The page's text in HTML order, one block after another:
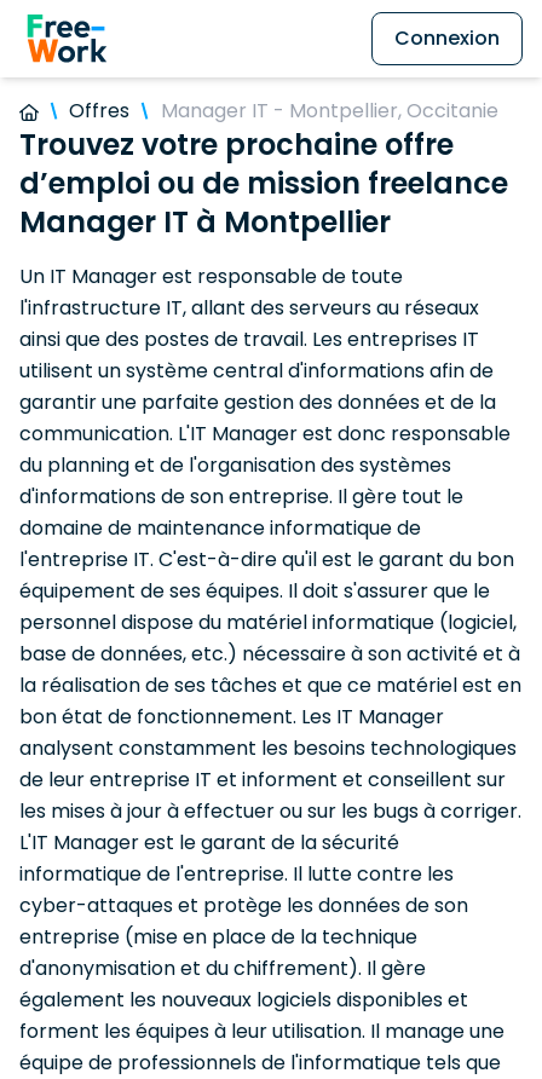
Connexion
Offres Manager IT - Montpellier, Occitanie
Trouvez votre prochaine offre
d’emploi ou de mission freelance
Manager IT à Montpellier
Un IT Manager est responsable de toute
l'infrastructure IT, allant des serveurs au réseaux
ainsi que des postes de travail. Les entreprises IT
utilisent un système central d'informations afin de
garantir une parfaite gestion des données et de la
communication. L'IT Manager est donc responsable
du planning et de l'organisation des systèmes
d'informations de son entreprise. Il gère tout le
domaine de maintenance informatique de
l'entreprise IT. C'est-à-dire qu'il est le garant du bon
équipement de ses équipes. Il doit s'assurer que le
personnel dispose du matériel informatique (logiciel,
base de données, etc.) nécessaire à son activité et à
la réalisation de ses tâches et que ce matériel est en
bon état de fonctionnement. Les IT Manager
analysent constamment les besoins technologiques
de leur entreprise IT et informent et conseillent sur
les mises à jour à effectuer ou sur les bugs à corriger.
L'IT Manager est le garant de la sécurité
informatique de l'entreprise. Il lutte contre les
cyber-attaques et protège les données de son
entreprise (mise en place de la technique
d'anonymisation et du chiffrement). Il gère
également les nouveaux logiciels disponibles et
forment les équipes à leur utilisation. Il manage une
équipe de professionnels de l'informatique tels que